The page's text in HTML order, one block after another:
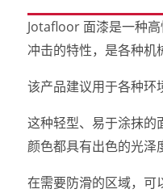
Jotafloor 面漆是一种
冲击的特性，是各种机
该产品建议用于各种环
这种轻型、易于涂抹
颜色都具有出色的光泽
在需要防滑的区域，可